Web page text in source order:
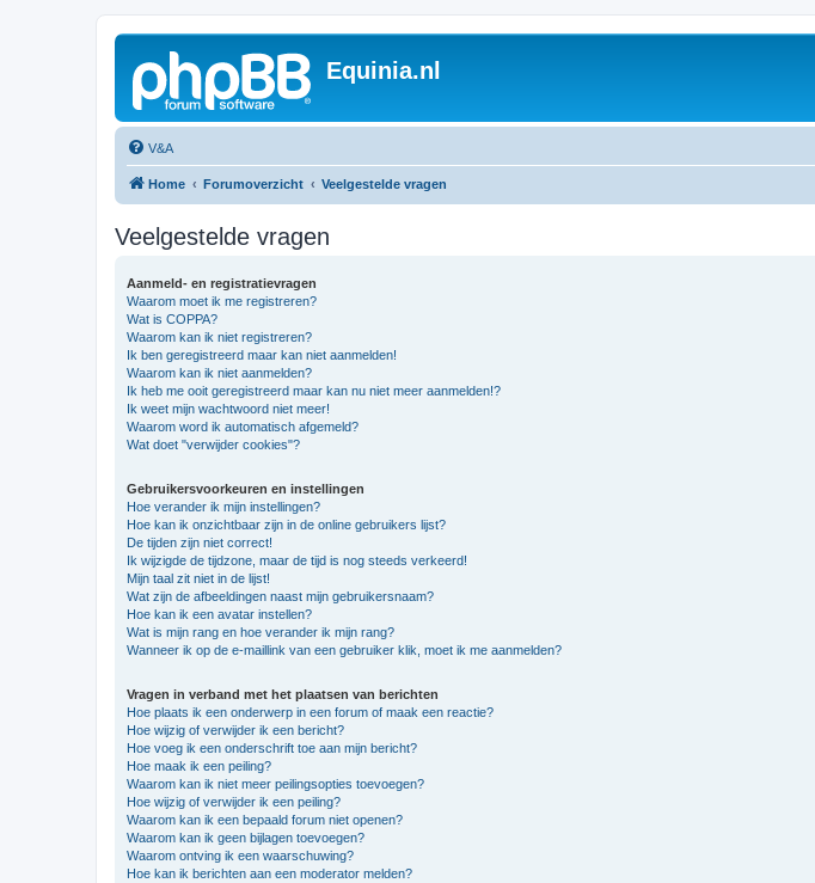
Equinia.nl
V&A
Home Forumoverzicht Veelgestelde vragen
Veelgestelde vragen
Aanmeld- en registratievragen
Waarom moet ik me registreren?
Wat is COPPA?
Waarom kan ik niet registreren?
Ik ben geregistreerd maar kan niet aanmelden!
Waarom kan ik niet aanmelden?
Ik heb me ooit geregistreerd maar kan nu niet meer aanmelden!?
Ik weet mijn wachtwoord niet meer!
Waarom word ik automatisch afgemeld?
Wat doet "verwijder cookies"?
Gebruikersvoorkeuren en instellingen
Hoe verander ik mijn instellingen?
Hoe kan ik onzichtbaar zijn in de online gebruikers lijst?
De tijden zijn niet correct!
Ik wijzigde de tijdzone, maar de tijd is nog steeds verkeerd!
Mijn taal zit niet in de lijst!
Wat zijn de afbeeldingen naast mijn gebruikersnaam?
Hoe kan ik een avatar instellen?
Wat is mijn rang en hoe verander ik mijn rang?
Wanneer ik op de e-maillink van een gebruiker klik, moet ik me aanmelden?
Vragen in verband met het plaatsen van berichten
Hoe plaats ik een onderwerp in een forum of maak een reactie?
Hoe wijzig of verwijder ik een bericht?
Hoe voeg ik een onderschrift toe aan mijn bericht?
Hoe maak ik een peiling?
Waarom kan ik niet meer peilingsopties toevoegen?
Hoe wijzig of verwijder ik een peiling?
Waarom kan ik een bepaald forum niet openen?
Waarom kan ik geen bijlagen toevoegen?
Waarom ontving ik een waarschuwing?
Hoe kan ik berichten aan een moderator melden?